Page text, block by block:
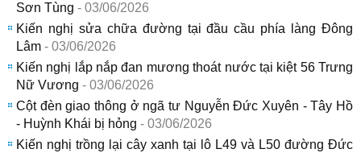
Sơn Tùng - 03/06/2026
Kiến nghị sửa chữa đường tại đầu cầu phía làng Đông
Lâm - 03/06/2026
Kiến nghị lắp nắp đan mương thoát nước tại kiệt 56 Trưng
Nữ Vương - 03/06/2026
Cột đèn giao thông ở ngã tư Nguyễn Đức Xuyên - Tây Hồ
- Huỳnh Khái bị hỏng - 03/06/2026
Kiến nghị trồng lại cây xanh tại lô L49 và L50 đường Đức